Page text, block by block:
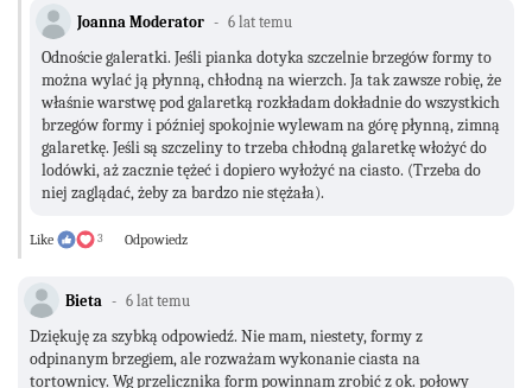
Joanna Moderator 6 lat temu
Odnoście galeratki. Jeśli pianka dotyka szczelnie brzegów formy to
można wylać ją płynną, chłodną na wierzch. Ja tak zawsze robię, że
właśnie warstwę pod galaretką rozkładam dokładnie do wszystkich
brzegów formy i później spokojnie wylewam na górę płynną, zimną
galaretkę. Jeśli są szczeliny to trzeba chłodną galaretkę włożyć do
lodówki, aż zacznie tężeć i dopiero wyłożyć na ciasto. (Trzeba do
niej zaglądać, żeby za bardzo nie stężała).
Like 3 Odpowiedz
Bieta 6 lat temu
Dziękuję za szybką odpowiedź. Nie mam, niestety, formy z
odpinanym brzegiem, ale rozważam wykonanie ciasta na
tortownicy. Wg przelicznika form powinnam zrobić z ok. połowy